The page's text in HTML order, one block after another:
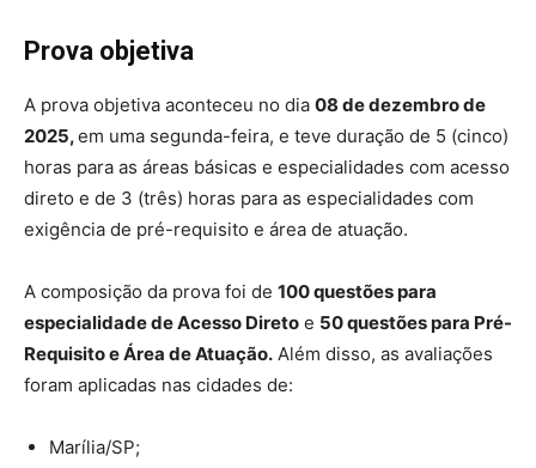
Prova objetiva
A prova objetiva aconteceu no dia 08 de dezembro de
2025,em uma segunda-feira, e teve duração de 5 (cinco)
horas para as áreas básicas e especialidades com acesso
direto e de 3 (três) horas para as especialidades com
exigência de pré-requisito e área de atuação.
A composição da prova foi de 100 questões para
especialidade de Acesso Direto e 50 questões para Pré-
Requisito e Área de Atuação. Além disso, as avaliações
foram aplicadas nas cidades de:
Marília/SP;